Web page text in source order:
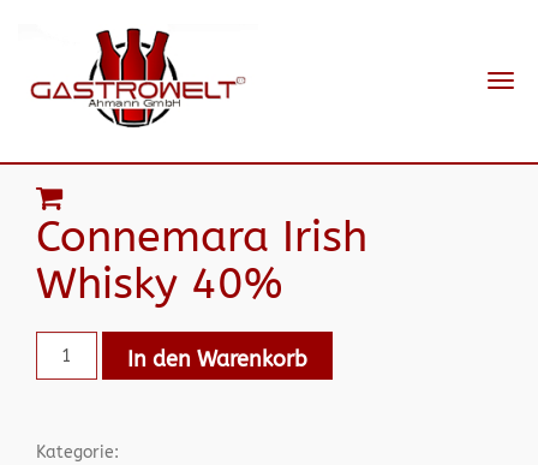
Connemara Irish
Whisky 40%
In den Warenkorb
Kategorie: